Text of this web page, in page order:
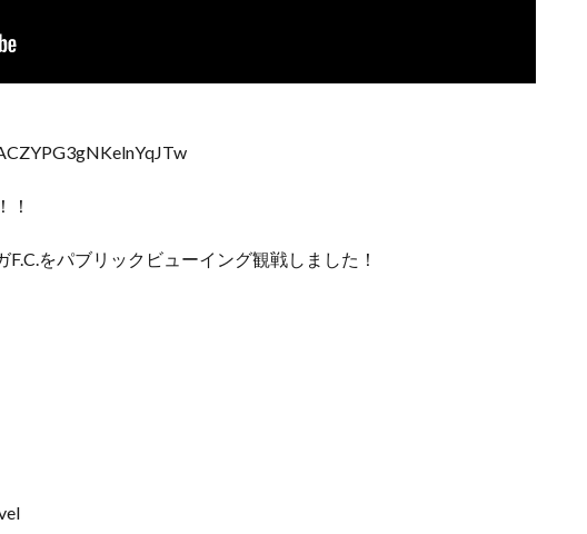
！
をパブリックビューイング観戦しました！